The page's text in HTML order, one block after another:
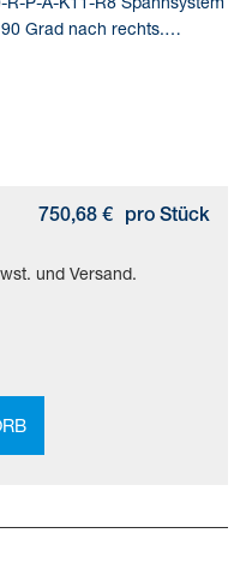
Grad nach rechts.
750,68 € pro Stück
und Versand.